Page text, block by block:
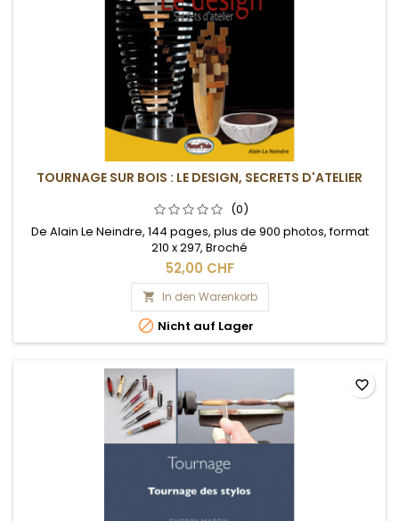
TOURNAGE SUR BOIS : LE DESIGN, SECRETS D'ATELIER
(0)
De Alain Le Neindre, 144 pages, plus de 900 photos, format
210 x 297, Broché
52,00 CHF
 In den Warenkorb
 Nicht auf Lager
favorite_border